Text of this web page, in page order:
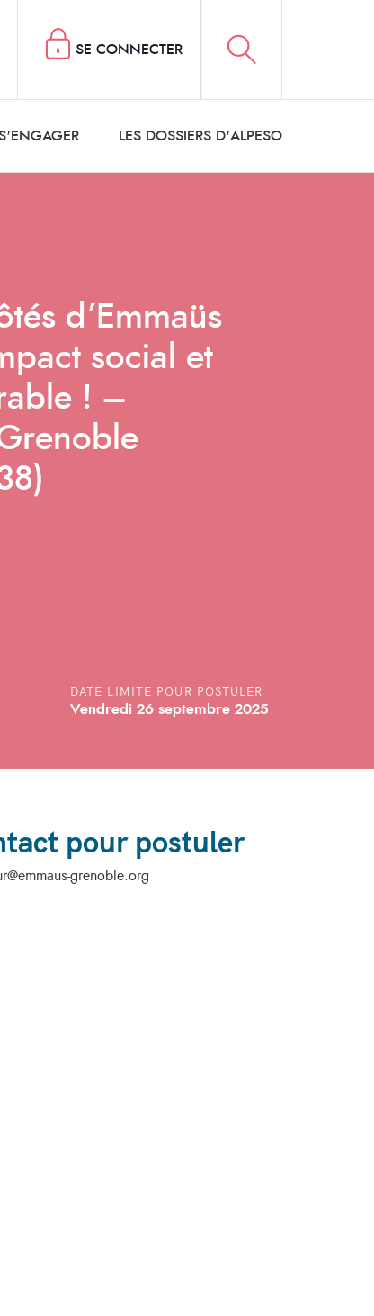
LES DOSSIERS D'ALPESO
SE CONNECTER
d’Emmaüs
social et
! –
DATE LIMITE POUR POSTULER
Vendredi 26 septembre 2025
pour postuler
grenoble.org